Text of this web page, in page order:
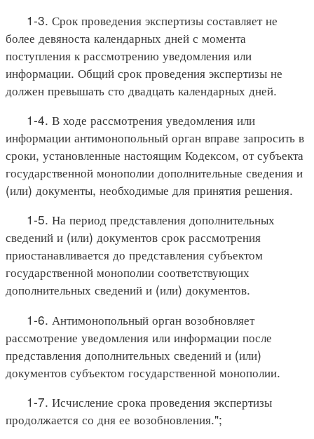
1-3. Срок проведения экспертизы составляет не
более девяноста календарных дней с момента
поступления к рассмотрению уведомления или
информации. Общий срок проведения экспертизы не
должен превышать сто двадцать календарных дней.
1-4. В ходе рассмотрения уведомления или
информации антимонопольный орган вправе запросить в
сроки, установленные настоящим Кодексом, от субъекта
государственной монополии дополнительные сведения и
(или) документы, необходимые для принятия решения.
1-5. На период представления дополнительных
сведений и (или) документов срок рассмотрения
приостанавливается до представления субъектом
государственной монополии соответствующих
дополнительных сведений и (или) документов.
1-6. Антимонопольный орган возобновляет
рассмотрение уведомления или информации после
представления дополнительных сведений и (или)
документов субъектом государственной монополии.
1-7. Исчисление срока проведения экспертизы
продолжается со дня ее возобновления.";